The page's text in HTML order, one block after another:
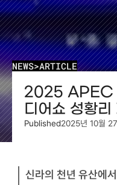
NEWS>ARTICLE
2025 APEC
디어쇼 성황리
Published2025년 10월
신라의 천년 유산에